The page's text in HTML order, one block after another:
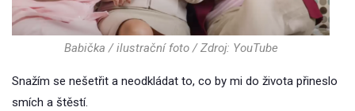
Babička / ilustrační foto / Zdroj: YouTube
Snažím se nešetřit a neodkládat to, co by mi do života přineslo
smích a štěstí.